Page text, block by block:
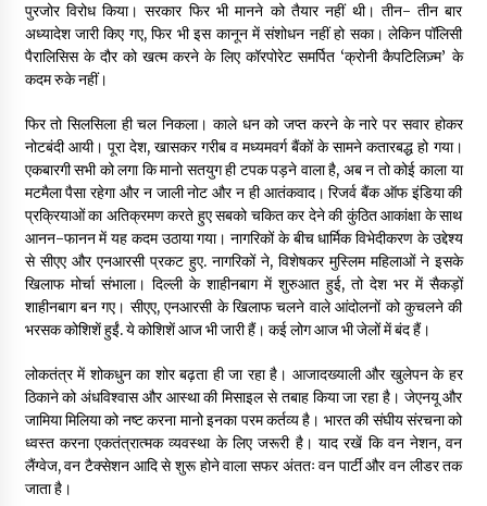
पुरजोर विरोध किया। सरकार फिर भी मानने को तैयार नहीं थी। तीन- तीन बार
अध्यादेश जारी किए गए, फिर भी इस कानून में संशोधन नहीं हो सका। लेकिन पॉलिसी
पैरालिसिस के दौर को खत्म करने के लिए कॉरपोरेट समर्पित ‘क्रोनी कैपटिलिज़्म’ के
कदम रुके नहीं।
फिर तो सिलसिला ही चल निकला। काले धन को जप्त करने के नारे पर सवार होकर
नोटबंदी आयी। पूरा देश, खासकर गरीब व मध्यमवर्ग बैंकों के सामने कतारबद्ध हो गया।
एकबारगी सभी को लगा कि मानो सतयुग ही टपक पड़ने वाला है, अब न तो कोई काला या
मटमैला पैसा रहेगा और न जाली नोट और न ही आतंकवाद। रिजर्व बैंक ऑफ इंडिया की
प्रक्रियाओं का अतिक्रमण करते हुए सबको चकित कर देने की कुंठित आकांक्षा के साथ
आनन-फानन में यह कदम उठाया गया। नागरिकों के बीच धार्मिक विभेदीकरण के उद्देश्य
से सीएए और एनआरसी प्रकट हुए. नागरिकों ने, विशेषकर मुस्लिम महिलाओं ने इसके
खिलाफ मोर्चा संभाला। दिल्ली के शाहीनबाग में शुरुआत हुई, तो देश भर में सैकड़ों
शाहीनबाग बन गए। सीएए, एनआरसी के खिलाफ चलने वाले आंदोलनों को कुचलने की
भरसक कोशिशें हुईं. ये कोशिशें आज भी जारी हैं। कई लोग आज भी जेलों में बंद हैं।
लोकतंत्र में शोकधुन का शोर बढ़ता ही जा रहा है। आजादख्याली और खुलेपन के हर
ठिकाने को अंधविश्वास और आस्था की मिसाइल से तबाह किया जा रहा है। जेएनयू और
जामिया मिलिया को नष्ट करना मानो इनका परम कर्तव्य है। भारत की संघीय संरचना को
ध्वस्त करना एकतंत्रात्मक व्यवस्था के लिए जरूरी है। याद रखें कि वन नेशन, वन
लैंग्वेज, वन टैक्सेशन आदि से शुरू होने वाला सफर अंततः वन पार्टी और वन लीडर तक
जाता है।